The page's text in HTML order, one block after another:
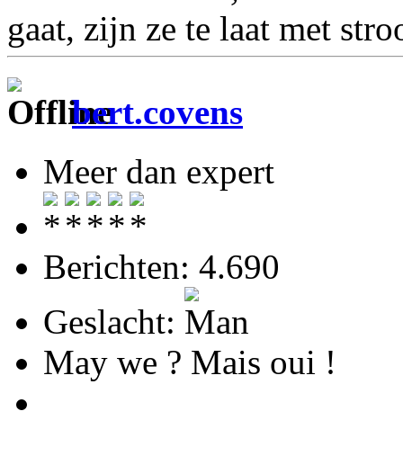
gaat, zijn ze te laat met
bert.covens
Meer dan expert
Berichten: 4.690
Geslacht:
May we ? Mais oui !